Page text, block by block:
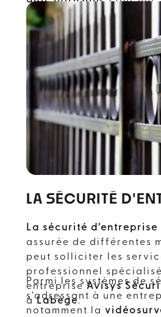
praticité, on peut se
spécialiste comme
l'Occitanie
, qui
vente et la pose de
protection des biens.
LA SÉCURITÉ
La sécurité d’entreprise
assurée de différentes
peut solliciter les
professionnel
entreprise Avisys
àLabège.
Parmi les systèmes de
s’adressant à une
notamment la